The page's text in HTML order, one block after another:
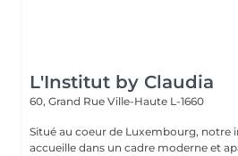
L'Institut by Claudia
60, Grand Rue Ville-Haute L-1660
Situé au coeur de Luxembourg, notre
accueille dans un cadre moderne et